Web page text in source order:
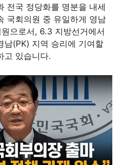
전국 정당화를 명분을 내세
국회의원 중 유일하게 영남
으로서, 6.3 지방선거에서
남(PK) 지역 승리에 기여할
고 있습니다.